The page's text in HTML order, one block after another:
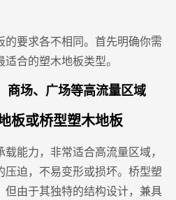
要求各不相同。首先明确你需
合的塑木地板类型。
商场、广场等高流量区域
板或桥型塑木地板
能力，非常适合高流量区域，
迫，不易变形或损坏。桥型塑
由于其独特的结构设计，兼具